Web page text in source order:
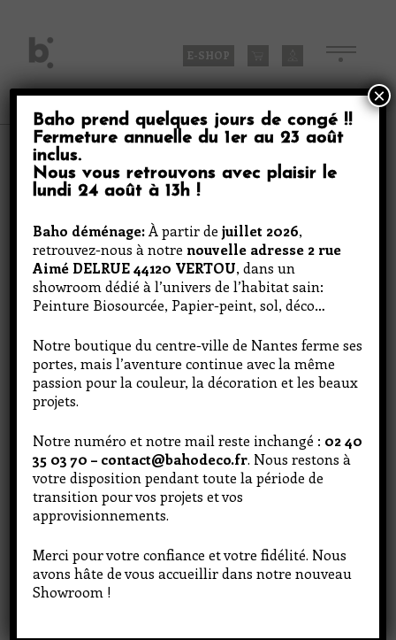
content
E-SHOP
Produits
Travellers In The Night
1
Baho prend quelques jours de congé !!
Fermeture annuelle du1er au 23 août
inclus.
Nous vous retrouvons avec plaisir le
lundi 24 août à 13h !
Baho déménage: À partir dejuillet 2026,
retrouvez-nous à notre nouvelle adresse 2 rue
Aimé DELRUE 44120 VERTOU, dans un
showroom dédié à l’univers de l’habitat sain:
Peinture Biosourcée, Papier-peint, sol, déco…
Notre boutique du centre-ville de Nantes ferme ses
portes, mais l’aventure continue avec la même
passion pour la couleur, la décoration et les beaux
projets.
Notre numéro et notre mail reste inchangé : 02 40
35 03 70 – contact@bahodeco.fr. Nous restons à
votre disposition pendant toute la période de
transition pour vos projets et vos
approvisionnements.
Merci pour votre confiance et votre fidélité. Nous
avons hâte de vous accueillir dans notre nouveau
Showroom !
×